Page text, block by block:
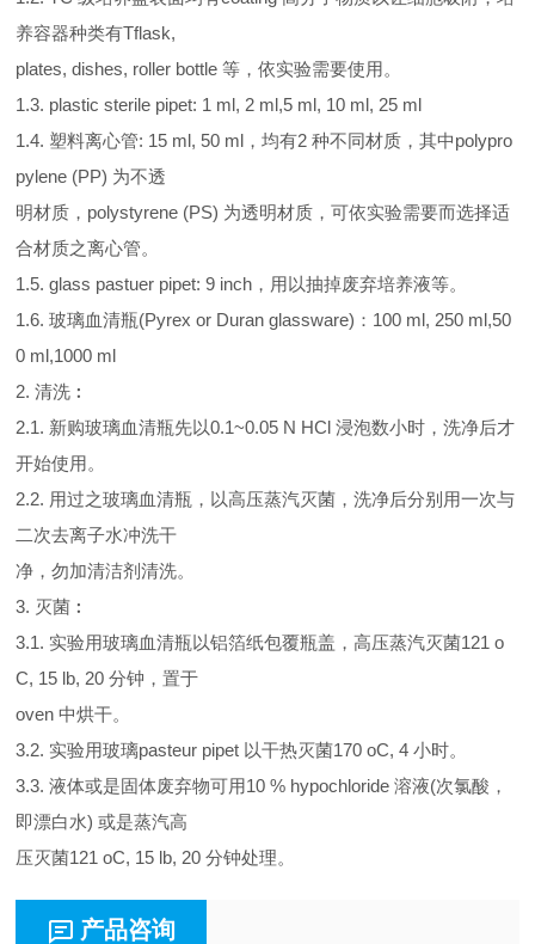
养容器种类有Tflask,
plates, dishes, roller bottle 等，依实验需要使用。
1.3. plastic sterile pipet: 1 ml, 2 ml,5 ml, 10 ml, 25 ml
1.4. 塑料离心管: 15 ml, 50 ml，均有2 种不同材质，其中polypro
pylene (PP) 为不透
明材质，polystyrene (PS) 为透明材质，可依实验需要而选择适
合材质之离心管。
1.5. glass pastuer pipet: 9 inch，用以抽掉废弃培养液等。
1.6. 玻璃血清瓶(Pyrex or Duran glassware)：100 ml, 250 ml,50
0 ml,1000 ml
2. 清洗︰
2.1. 新购玻璃血清瓶先以0.1~0.05 N HCl 浸泡数小时，洗净后才
开始使用。
2.2. 用过之玻璃血清瓶，以高压蒸汽灭菌，洗净后分别用一次与
二次去离子水冲洗干
净，勿加清洁剂清洗。
3. 灭菌︰
3.1. 实验用玻璃血清瓶以铝箔纸包覆瓶盖，高压蒸汽灭菌121 o
C, 15 lb, 20 分钟，置于
oven 中烘干。
3.2. 实验用玻璃pasteur pipet 以干热灭菌170 oC, 4 小时。
3.3. 液体或是固体废弃物可用10 % hypochloride 溶液(次氯酸，
即漂白水) 或是蒸汽高
压灭菌121 oC, 15 lb, 20 分钟处理。
产品咨询